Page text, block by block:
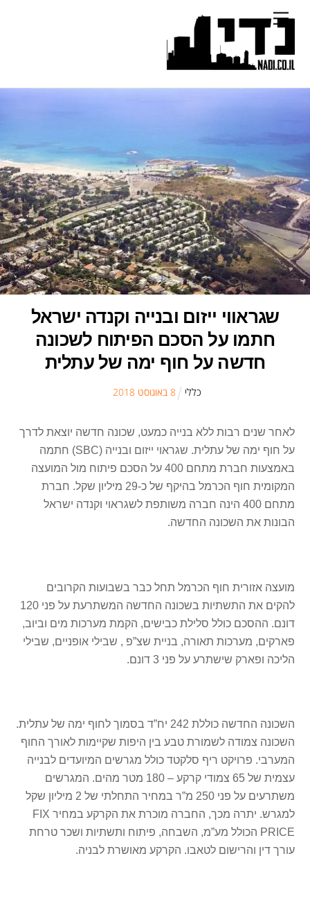
content
Menu
שגראווי ייזום ובנייה וקנדה ישראל
חתמו על הסכם הפיתוח לשכונה
חדשה על חוף ימה של עתלית
כללי 8 באוגוסט 2018
לאחר שנים רבות ללא בנייה כמעט, שכונה חדשה יוצאת לדרך
על חוף ימה של עתלית. שגראוי ייזום ובנייה (SBC) חתמה
באמצעות חברת מתחם 400 על הסכם פיתוח מול המועצה
המקומית חוף הכרמל בהיקף של כ-29 מיליון שקל. חברת
מתחם 400 הינה חברה משותפת לשגראוי וקנדה ישראל
הבונות את השכונה החדשה.
מועצה אזורית חוף הכרמל תחל כבר בשבועות הקרובים
להקים את התשתיות בשכונה החדשה המשתרעת על פני 120
דונם. ההסכם כולל סלילת כבישים, הקמת מערכות מים וביוב,
פארקים, מערכות תאורה, בניית שצ”פ , שבילי אופניים, שבילי
הליכה ופארק שישתרע על פני 3 דונם.
השכונה החדשה כוללת 242 יח”ד בסמוך לחוף ימה של עתלית.
השכונה צמודה לשמורת טבע בין היפות שקיימות לאורך החוף
המערבי. פרויקט ריף סלקטד כולל מגרשים המיועדים לבנייה
עצמית של 65 צמודי קרקע – 180 מטר מהים. המגרשים
משתרעים על פני 250 מ”ר במחיר התחלתי של 2 מיליון שקל
למגרש. יתרה מכך, החברה מוכרת את הקרקע במחיר FIX
PRICE הכולל מע”מ, השבחה, פיתוח ותשתיות ושכר טרחת
עורך דין והרישום לטאבו. הקרקע מאושרת לבניה.